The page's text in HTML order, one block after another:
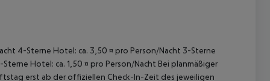
4-Sterne Hotel: ca. 3,50 ¤ pro Person/Nacht 3-Sterne
Hotel: ca. 1,50 ¤ pro Person/Nacht Bei planmäßiger
erst ab der offiziellen Check-In-Zeit des jeweiligen